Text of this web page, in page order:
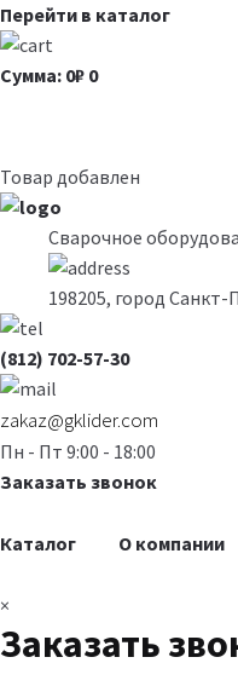
Перейти в каталог
Сумма: 0₽ 0
Товар добавлен
Сварочное
198205, город
(812) 702-57-30
zakaz@gklider.com
Пн - Пт 9:00 - 18:00
Заказать звонок
Каталог О компании
×
Заказать